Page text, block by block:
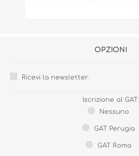
OPZIONI
Ricevi la newsletter:
Iscrizione al GAT:
Nessuno
GAT Perugia
GAT Roma